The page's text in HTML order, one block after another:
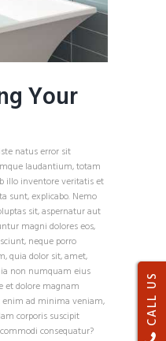
CALL US
Your
natus error sit
laudantium, totam
illo inventore veritatis et
sunt, explicabo. Nemo
sit, aspernatur aut
magni dolores eos,
neque porro
quia dolor sit, amet,
non numquam eius
et dolore magnam
ad minima veniam,
corporis suscipit
consequatur?